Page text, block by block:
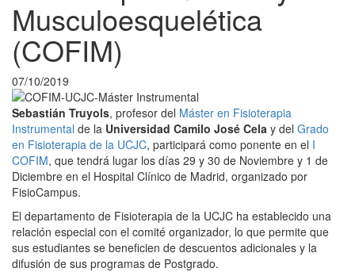
Musculoesquelética
(COFIM)
07/10/2019
Sebastián Truyols, profesor del Máster en Fisioterapia
Instrumental de la Universidad Camilo José Cela y del Grado
en Fisioterapia de la UCJC, participará como ponente en el I
COFIM, que tendrá lugar los días 29 y 30 de Noviembre y 1 de
Diciembre en el Hospital Clínico de Madrid, organizado por
FisioCampus.
El departamento de Fisioterapia de la UCJC ha establecido una
relación especial con el comité organizador, lo que permite que
sus estudiantes se beneficien de descuentos adicionales y la
difusión de sus programas de Postgrado.